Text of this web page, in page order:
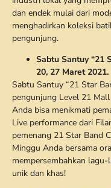
dan endek mulai dari
menghadirkan koleksi
pengunjung.
Sabtu Santuy “21
20, 27 Maret 2021.
Sabtu Santuy “21 Star
pengunjung Level 21
Anda bisa menikmati
Live performance dari
pemenang 21 Star Band
Minggu Anda bersama
mempersembahkan
unik dan khas!